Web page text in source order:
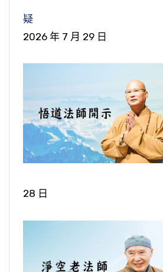
疑
2026 年 7 月 29 日
28 日